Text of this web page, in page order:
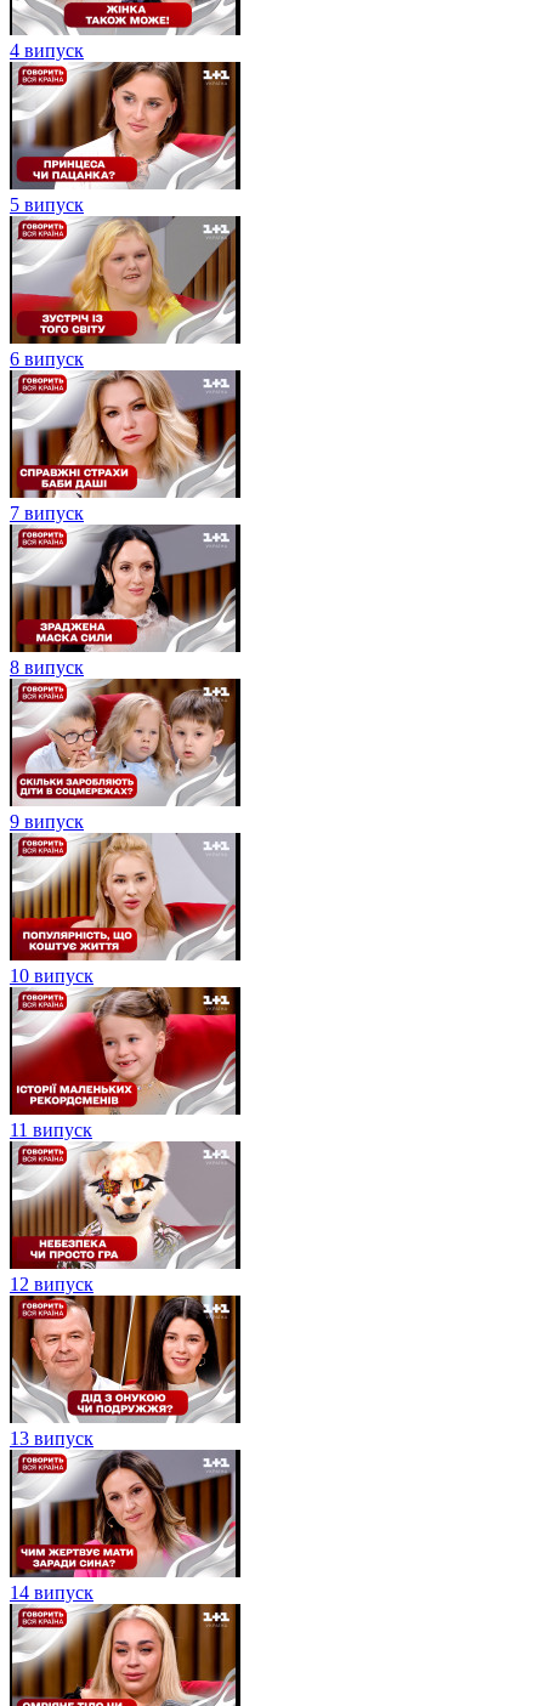
4 випуск
5 випуск
6 випуск
7 випуск
8 випуск
9 випуск
10 випуск
11 випуск
12 випуск
13 випуск
14 випуск